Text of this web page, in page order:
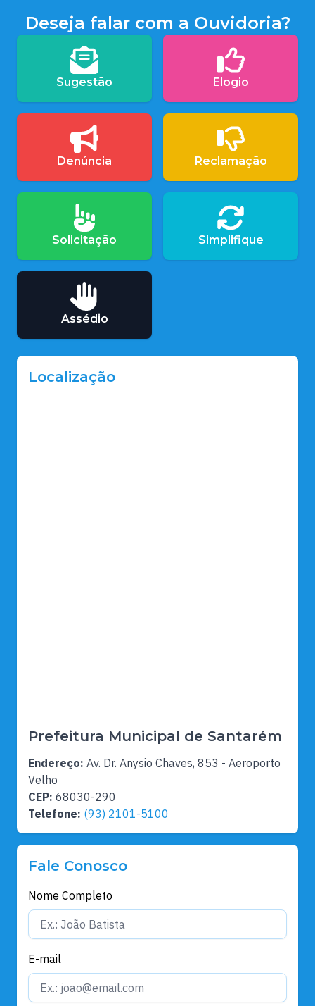
Deseja falar com a Ouvidoria?
Sugestão Elogio
Denúncia Reclamação
Solicitação Simplifique
Assédio
Localização
Prefeitura Municipal de Santarém
Endereço: Av. Dr. Anysio Chaves, 853 - Aeroporto
Velho
CEP: 68030-290
Telefone: (93) 2101-5100
Fale Conosco
Nome Completo
E-mail